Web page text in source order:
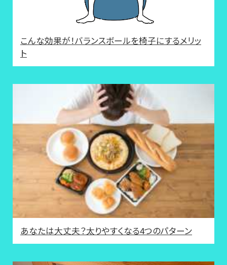
こんな効果が！バランスボールを椅子にするメリッ
ト
あなたは大丈夫？太りやすくなる4つのパターン